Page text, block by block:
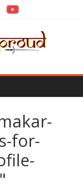
for-